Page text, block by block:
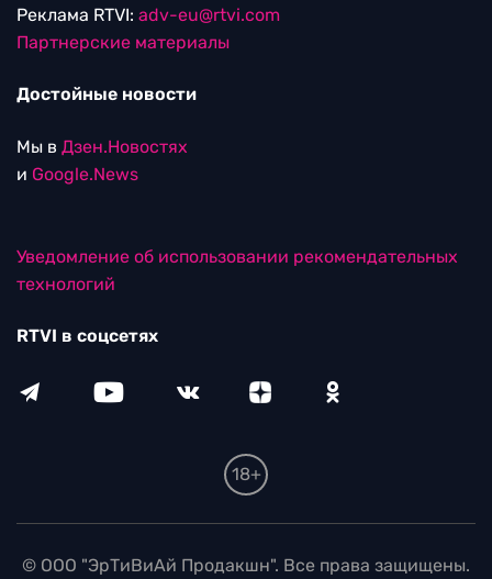
Реклама RTVI: adv-eu@rtvi.com
Партнерские материалы
Достойные новости
Мы в Дзен.Новостях
и Google.News
Уведомление об использовании рекомендательных
технологий
RTVI в соцсетях
18+
© ООО "ЭрТиВиАй Продакшн". Все права защищены.